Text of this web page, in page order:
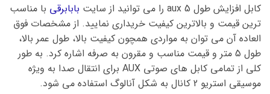
کابل افزایش طول aux 5 را می توانید از سایت بابابرقی با مناسب
ترین قیمت و بالاترین کیفیت خریداری نمایید. از مشخصات فوق
العاده آن می توان به مواردی همچون کیفیت بالا، طول عمر بالا،
طول 5 متر و قیمت مناسب و مقرون به صرفه اشاره کرد. به طور
کلی از تمامی کابل های صوتی AUX برای انتقال صدا به ویژه
موسیقی استریو 2 کانال به شکل آنالوگ استفاده می شود.